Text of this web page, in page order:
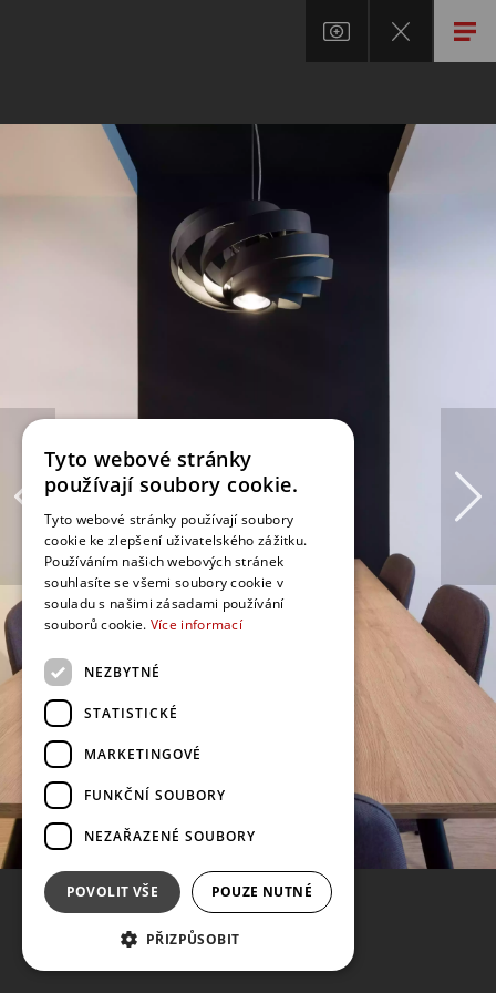
Tyto webové stránky
používají soubory cookie.
Tyto webové stránky používají soubory
cookie ke zlepšení uživatelského zážitku.
Používáním našich webových stránek
souhlasíte se všemi soubory cookie v
souladu s našimi zásadami používání
souborů cookie. Více informací
NEZBYTNÉ
STATISTICKÉ
MARKETINGOVÉ
FUNKČNÍ SOUBORY
NEZAŘAZENÉ SOUBORY
POVOLIT VŠE POUZE NUTNÉ
PŘIZPŮSOBIT